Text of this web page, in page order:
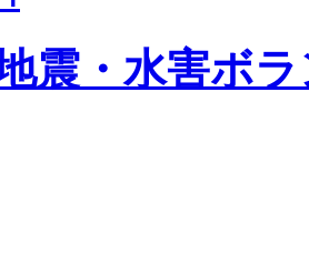
震・水害ボ